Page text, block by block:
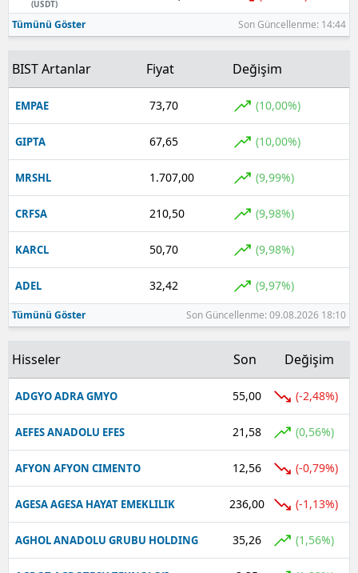
(USDT)
Tümünü Göster Son Güncellenme: 14:44
BIST Artanlar Fiyat Değişim
EMPAE 73,70 (10,00%)
GIPTA 67,65 (10,00%)
MRSHL 1.707,00 (9,99%)
CRFSA 210,50 (9,98%)
KARCL 50,70 (9,98%)
ADEL 32,42 (9,97%)
Tümünü Göster Son Güncellenme: 09.08.2026 18:10
Hisseler Son Değişim
ADGYO ADRA GMYO 55,00 (-2,48%)
AEFES ANADOLU EFES 21,58 (0,56%)
AFYON AFYON CIMENTO 12,56 (-0,79%)
AGESA AGESA HAYAT EMEKLILIK 236,00 (-1,13%)
AGHOL ANADOLU GRUBU HOLDING 35,26 (1,56%)